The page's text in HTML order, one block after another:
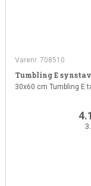
Varenr. 708510
Tumbling E
30x60 cm Tumbling E